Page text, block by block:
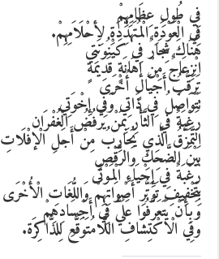
فِي طُولِ عِظَامِهِمْ
فِي الْعَوْدَةِ الْمُتَهَدِّدَةِ لِأحْلَاَمِهِمْ.
هُنَاكَ شِجَارٌ فِي كَيْنُونَتِي
انْزِعَاجٌ مِنْ إهَانَةٍ قَدِيمَةٍ
تَرَقُّبُ أَجْيَالٍ أُخْرَى
تَتَوَاصَلُ فِي ذَاتِي وَفِي إِخْوَتِي
رَغْبَةٌ في الثَّأْرِ بِمَنْ يَرْفُضُ الْغُفْرَان
التَّمَزُّقُ الَّذِي يُحَارِبُ مِنْ أَجَلِ الْإفْلَاتِ
بَيْنَ الضَّحِكِ وَالرَّقْصِ
رَغْبَةٌ فِي إِحْيَاءِ الْمَوْتَى
بِتَخْفِيفِ تَوَتُّرِ أَصْوَاتِهِمْ وَاللُّغَاتِ الْأُخْرَى
وَبِأَنْ يَتَعَرَّفُوا عَلَيَّ فِي أَجْسَادِهِمْ
وَفِي الْاكْتِشَافِ اللَّامُتَوَقَّعِ لِلذَّاكِرَة.